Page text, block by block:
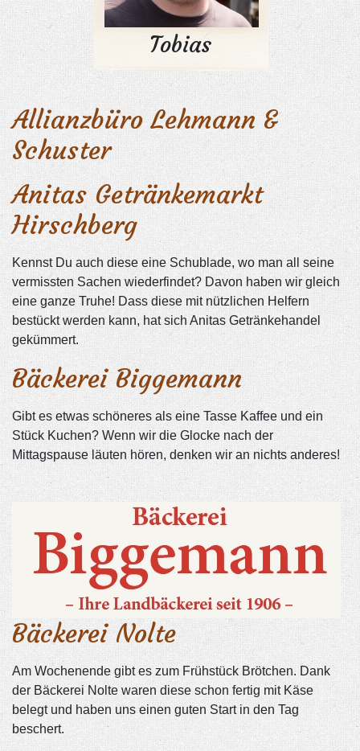
Tobias
Allianzbüro Lehmann &
Schuster
Anitas Getränkemarkt
Hirschberg
Kennst Du auch diese eine Schublade, wo man all seine
vermissten Sachen wiederfindet? Davon haben wir gleich
eine ganze Truhe! Dass diese mit nützlichen Helfern
bestückt werden kann, hat sich Anitas Getränkehandel
gekümmert.
Bäckerei Biggemann
Gibt es etwas schöneres als eine Tasse Kaffee und ein
Stück Kuchen? Wenn wir die Glocke nach der
Mittagspause läuten hören, denken wir an nichts anderes!
Bäckerei Nolte
Am Wochenende gibt es zum Frühstück Brötchen. Dank
der Bäckerei Nolte waren diese schon fertig mit Käse
belegt und haben uns einen guten Start in den Tag
beschert.